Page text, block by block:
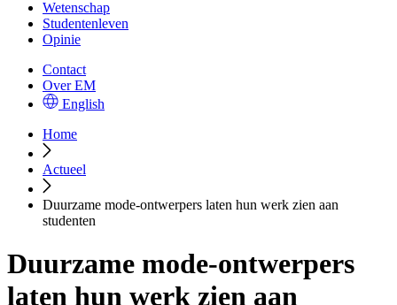
Wetenschap
Studentenleven
Opinie
Contact
Over EM
English
Home
Actueel
Duurzame mode-ontwerpers laten hun werk zien aan
studenten
Duurzame mode-ontwerpers
laten hun werk zien aan